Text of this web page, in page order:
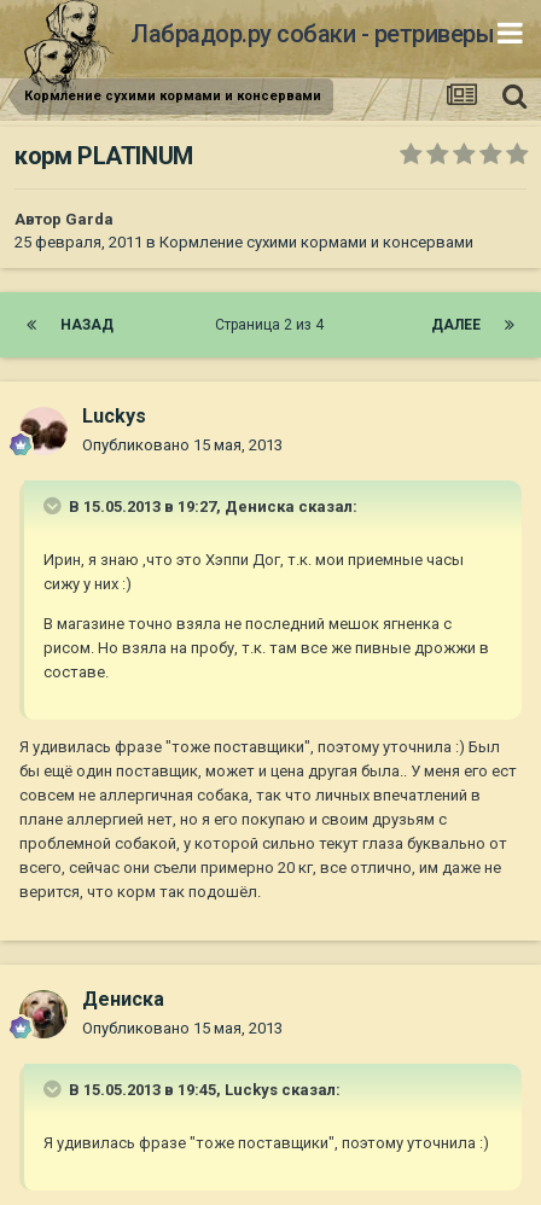
Лабрадор.ру собаки - ретриверы
Кормление сухими кормами и консервами
корм PLATINUM
Автор Garda
25 февраля, 2011 в Кормление сухими кормами и консервами
НАЗАД ДАЛЕЕ
Страница 2 из 4
Luckys
Опубликовано 15 мая, 2013
В 15.05.2013 в 19:27, Дениска сказал:
Ирин, я знаю ,что это Хэппи Дог, т.к. мои приемные часы
сижу у них :)
В магазине точно взяла не последний мешок ягненка с
рисом. Но взяла на пробу, т.к. там все же пивные дрожжи в
составе.
Я удивилась фразе "тоже поставщики", поэтому уточнила :) Был
бы ещё один поставщик, может и цена другая была.. У меня его ест
совсем не аллергичная собака, так что личных впечатлений в
плане аллергией нет, но я его покупаю и своим друзьям с
проблемной собакой, у которой сильно текут глаза буквально от
всего, сейчас они съели примерно 20 кг, все отлично, им даже не
верится, что корм так подошёл.
Дениска
Опубликовано 15 мая, 2013
В 15.05.2013 в 19:45, Luckys сказал:
Я удивилась фразе "тоже поставщики", поэтому уточнила :)